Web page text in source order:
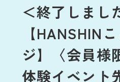
＜終了しまし
【HANSHIN
ジ】〈会員様
体験イベント